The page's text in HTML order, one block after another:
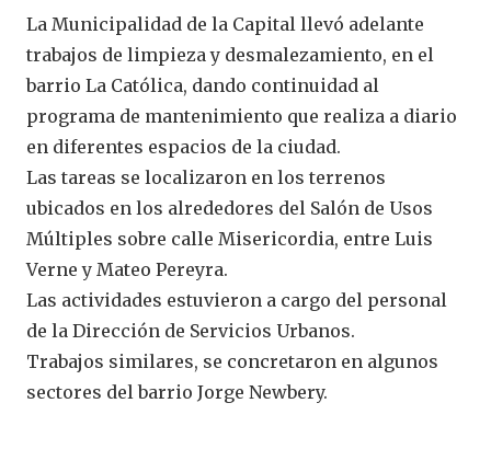
La Municipalidad de la Capital llevó adelante
trabajos de limpieza y desmalezamiento, en el
barrio La Católica, dando continuidad al
programa de mantenimiento que realiza a diario
en diferentes espacios de la ciudad.
Las tareas se localizaron en los terrenos
ubicados en los alrededores del Salón de Usos
Múltiples sobre calle Misericordia, entre Luis
Verne y Mateo Pereyra.
Las actividades estuvieron a cargo del personal
de la Dirección de Servicios Urbanos.
Trabajos similares, se concretaron en algunos
sectores del barrio Jorge Newbery.